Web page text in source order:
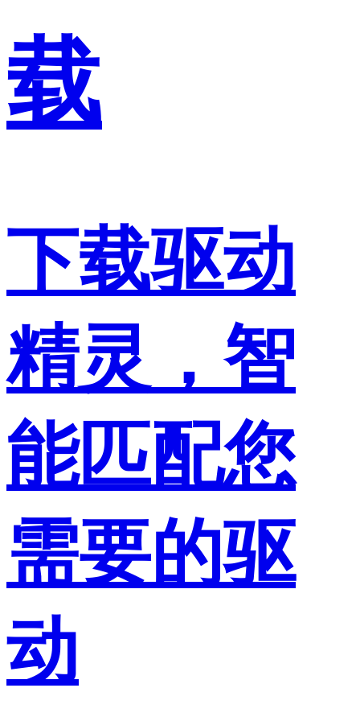
载
下载驱动
精灵，智
能匹配您
需要的驱
动